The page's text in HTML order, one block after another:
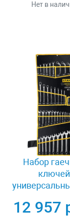
Нет в
Набор
ключей
Stayer
12 957